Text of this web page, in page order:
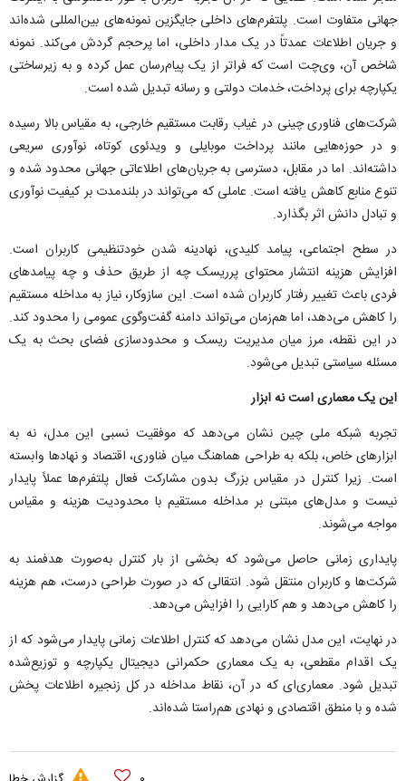
جهانی متفاوت است. پلتفرم‌های داخلی جایگزین نمونه‌های بین‌المللی شده‌اند
و جریان اطلاعات عمدتاً در یک مدار داخلی، اما پرحجم گردش می‌کند. نمونه
شاخص آن، وی‌چت است که فراتر از یک پیام‌رسان عمل کرده و به زیرساختی
یکپارچه برای پرداخت، خدمات دولتی و رسانه تبدیل شده است.
شرکت‌های فناوری چینی در غیاب رقابت مستقیم خارجی، به مقیاس بالا رسیده
و در حوزه‌هایی مانند پرداخت موبایلی و ویدئوی کوتاه، نوآوری سریعی
داشته‌اند. اما در مقابل، دسترسی به جریان‌های اطلاعاتی جهانی محدود شده و
تنوع منابع کاهش یافته است. عاملی که می‌تواند در بلندمدت بر کیفیت نوآوری
و تبادل دانش اثر بگذارد.
در سطح اجتماعی، پیامد کلیدی، نهادینه شدن خودتنظیمی کاربران است.
افزایش هزینه انتشار محتوای پرریسک چه از طریق حذف و چه پیامد‌های
فردی باعث تغییر رفتار کاربران شده است. این سازوکار، نیاز به مداخله مستقیم
را کاهش می‌دهد، اما هم‌زمان می‌تواند دامنه گفت‌وگوی عمومی را محدود کند.
در این نقطه، مرز میان مدیریت ریسک و محدودسازی فضای بحث به یک
مسئله سیاستی تبدیل می‌شود.
این یک معماری است نه ابزار
تجربه شبکه ملی چین نشان می‌دهد که موفقیت نسبی این مدل، نه به
ابزار‌های خاص، بلکه به طراحی هماهنگ میان فناوری، اقتصاد و نهاد‌ها وابسته
است. زیرا کنترل در مقیاس بزرگ بدون مشارکت فعال پلتفرم‌ها عملاً پایدار
نیست و مدل‌های مبتنی بر مداخله مستقیم با محدودیت هزینه و مقیاس
مواجه می‌شوند.
پایداری زمانی حاصل می‌شود که بخشی از بار کنترل به‌صورت هدفمند به
شرکت‌ها و کاربران منتقل شود. انتقالی که در صورت طراحی درست، هم هزینه
را کاهش می‌دهد و هم کارایی را افزایش می‌دهد.
در نهایت، این مدل نشان می‌دهد که کنترل اطلاعات زمانی پایدار می‌شود که از
یک اقدام مقطعی، به یک معماری حکمرانی دیجیتال یکپارچه و توزیع‌شده
تبدیل شود. معماری‌ای که در آن، نقاط مداخله در کل زنجیره اطلاعات پخش
شده و با منطق اقتصادی و نهادی هم‌راستا شده‌اند.